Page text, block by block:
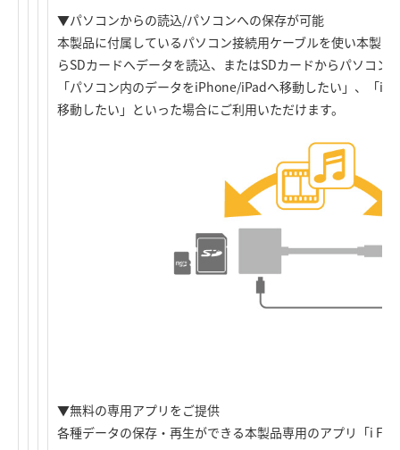
▼パソコンからの読込/パソコンへの保存が可能
本製品に付属しているパソコン接続用ケーブルを使い本製
らSDカードへデータを読込、またはSDカードからパソコン
「パソコン内のデータをiPhone/iPadへ移動したい」、「
移動したい」といった場合にご利用いただけます。
▼無料の専用アプリをご提供
各種データの保存・再生ができる本製品専用のアプリ「i